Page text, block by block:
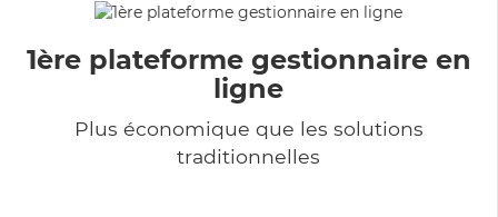
1ère plateforme gestionnaire en
ligne
Plus économique que les solutions
traditionnelles